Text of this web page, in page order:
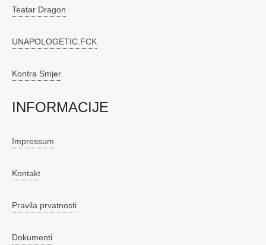
Teatar Dragon
UNAPOLOGETIC.FCK
Kontra Smjer
INFORMACIJE
Impressum
Kontakt
Pravila prvatnosti
Dokumenti